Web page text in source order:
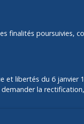
finalités poursuivies,
libertés du 6
la